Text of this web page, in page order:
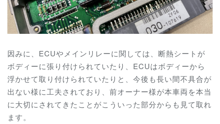
因みに、ECUやメインリレーに関しては、断熱シートが
ボディーに張り付けられていたり、ECUはボディーから
浮かせて取り付けられていたりと、今後も長い間不具合が
出ない様に工夫されており、前オーナー様が本車両を本当
に大切にされてきたことがこういった部分からも見て取れ
ます。